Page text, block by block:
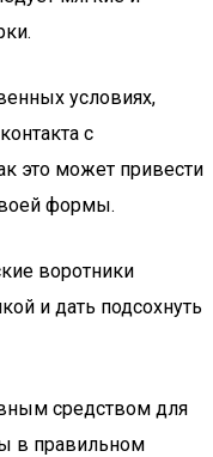
условиях,
с
это может привести
формы.
воротники
и дать подсохнуть
средством для
в правильном